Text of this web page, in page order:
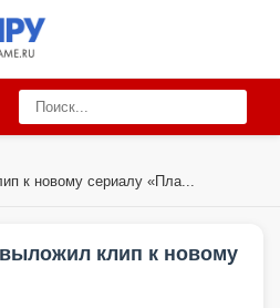
к новому сериалу «Пла...
клип к новому